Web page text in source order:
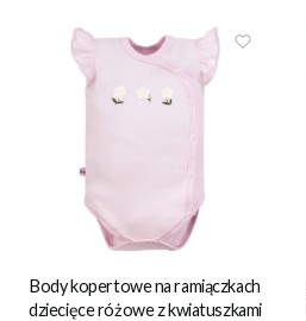
Body kopertowe na ramiączkach
dziecięce różowe z kwiatuszkami